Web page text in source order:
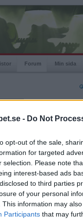
- Do Not
opt-out of the sale,
for targeted
selection. Please note
interest-based ads
to third parties
of your personal
This information may
Participants that may
Forum Min sida
som oyes och jag, sökte till
någon smartare?
Vademecum